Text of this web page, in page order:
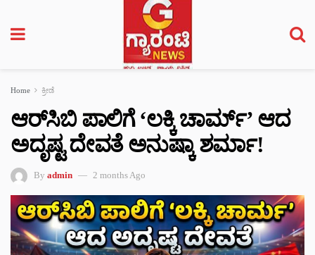
Home ಕ್ರೀಡೆ
ಆರ್‌ಸಿಬಿ ಪಾಲಿಗೆ ‘ಲಕ್ಕಿ ಚಾರ್ಮ್’ ಆದ
ಅದೃಷ್ಟ ದೇವತೆ ಅನುಷ್ಕಾ ಶರ್ಮಾ!
By admin 2 months Ago